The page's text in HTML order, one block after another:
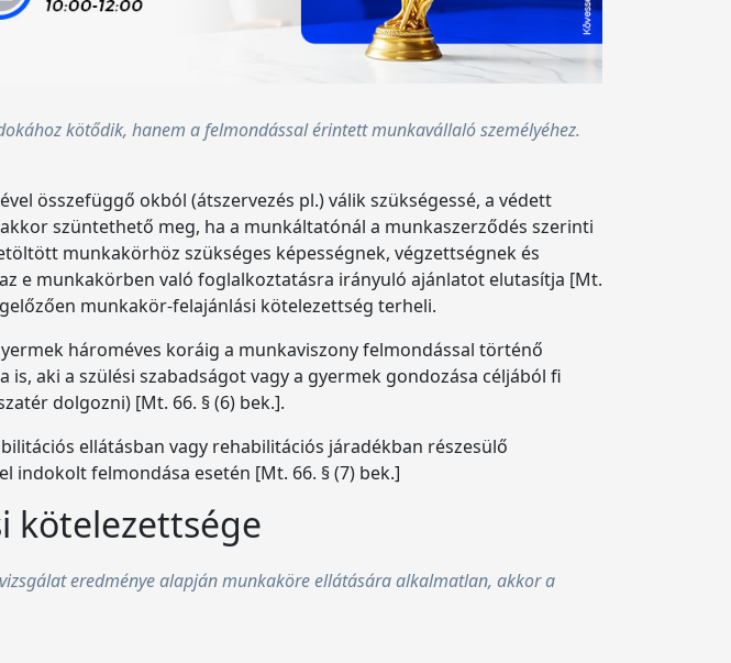
kötődik, hanem a felmondással érintett munkavállaló személyéhez.
összefüggő okból (átszervezés pl.) válik szükségessé, a védett
szüntethető meg, ha a munkáltatónál a munkaszerződés szerinti
munkakörhöz szükséges képességnek, végzettségnek és
e munkakörben való foglalkoztatásra irányuló ajánlatot elutasítja [Mt.
munkakör-felajánlási kötelezettség terheli.
hároméves koráig a munkaviszony felmondással történő
aki a szülési szabadságot vagy a gyermek gondozása céljából fi
dolgozni) [Mt. 66. § (6) bek.].
ellátásban vagy rehabilitációs járadékban részesülő
indokolt felmondása esetén [Mt. 66. § (7) bek.]
kötelezettsége
eredménye alapján munkaköre ellátására alkalmatlan, akkor a